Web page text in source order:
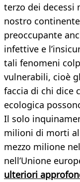
terzo dei decessi
nostro
preoccupante
infettive e
tali fenomeni
vulnerabili, cioè
faccia di chi dice
ecologica
Il solo
milioni di morti
mezzo milione
nell’Unione
ulteriori